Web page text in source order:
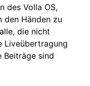
des Volla OS,
den Händen zu
die nicht
Liveübertragung
Beiträge sind